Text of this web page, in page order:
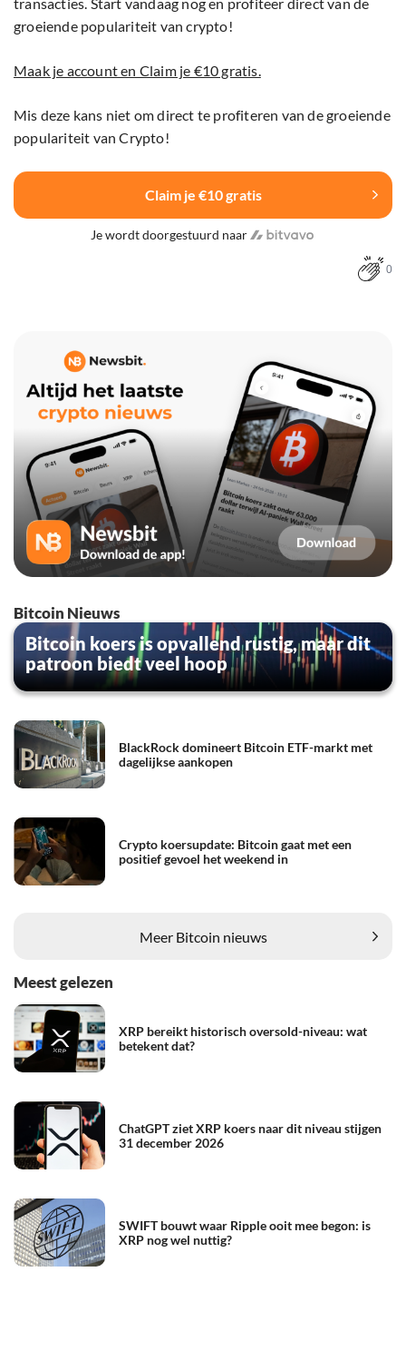
groeiende populariteit van crypto!
Maak je account en Claim je €10 gratis.
Mis deze kans niet om direct te profiteren van de groeiende
populariteit van Crypto!
Claim je €10 gratis
Je wordt doorgestuurd naar
0
Bitcoin Nieuws
Bitcoin koers is opvallend rustig, maar dit
patroon biedt veel hoop
BlackRock domineert Bitcoin ETF-markt met
dagelijkse aankopen
Crypto koersupdate: Bitcoin gaat met een
positief gevoel het weekend in
Meer Bitcoin nieuws
Meest gelezen
XRP bereikt historisch oversold-niveau: wat
betekent dat?
ChatGPT ziet XRP koers naar dit niveau stijgen
31 december 2026
SWIFT bouwt waar Ripple ooit mee begon: is
XRP nog wel nuttig?